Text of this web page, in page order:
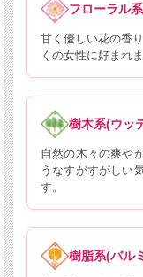
フローラル
甘く優しい花の香
くの女性に好まれ
樹木系(ウッ
自然の木々の爽や
うなすがすがしい
す。
樹脂系(バル